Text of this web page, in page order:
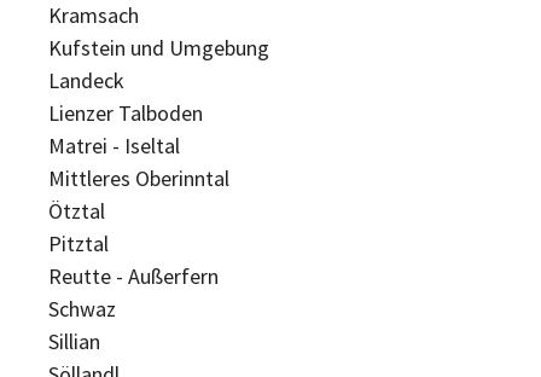
Kramsach
Kufstein und Umgebung
Landeck
Lienzer Talboden
Matrei - Iseltal
Mittleres Oberinntal
Ötztal
Pitztal
Reutte - Außerfern
Schwaz
Sillian